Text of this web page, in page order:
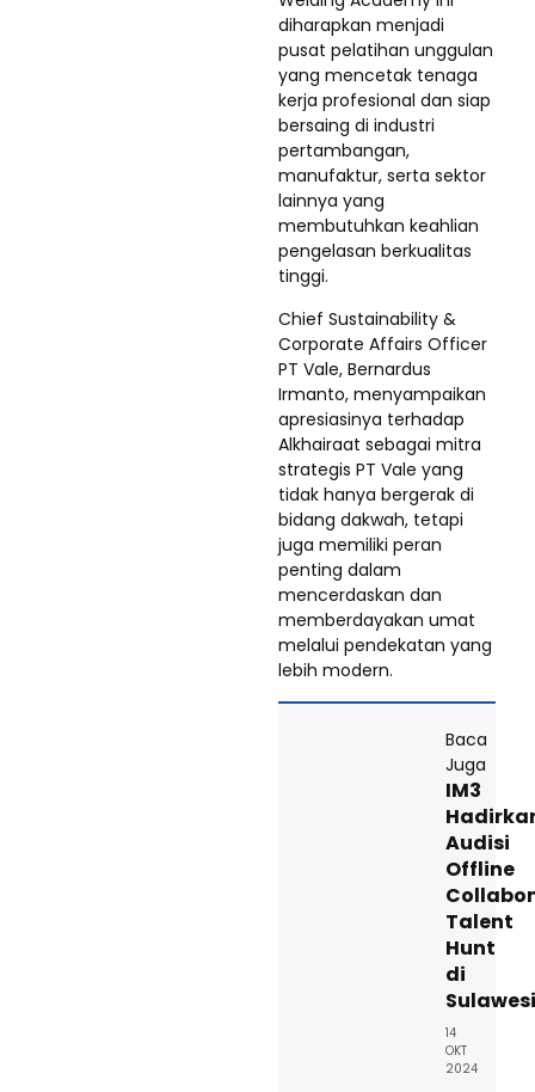
diharapkan menjadi
pusat pelatihan unggulan
yang mencetak tenaga
kerja profesional dan siap
bersaing di industri
pertambangan,
manufaktur, serta sektor
lainnya yang
membutuhkan keahlian
pengelasan berkualitas
tinggi.
Chief Sustainability &
Corporate Affairs Officer
PT Vale, Bernardus
Irmanto, menyampaikan
apresiasinya terhadap
Alkhairaat sebagai mitra
strategis PT Vale yang
tidak hanya bergerak di
bidang dakwah, tetapi
juga memiliki peran
penting dalam
mencerdaskan dan
memberdayakan umat
melalui pendekatan yang
lebih modern.
Baca
Juga
IM3
Audisi
Offline
Talent
Hunt
di
Sulawesi
14
OKT
2024